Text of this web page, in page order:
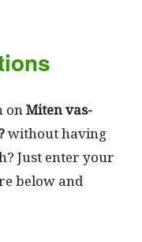
onMiten vas­
with­out hav­ing
Just enter your
below and